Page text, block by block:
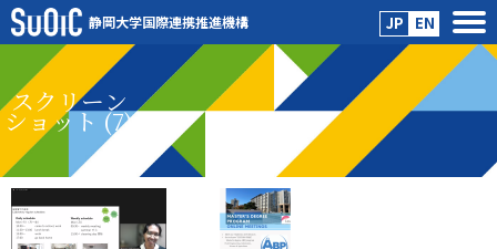
静岡大学国際連携推進機構 JP EN
スクリーン
ショット (7)